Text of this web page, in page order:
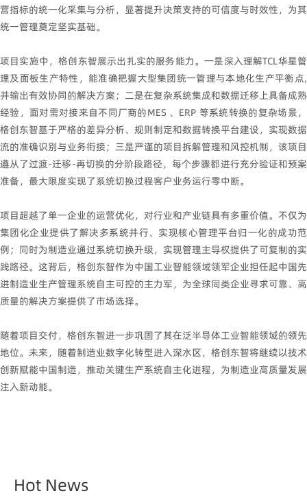
营指标的统一化采集与分析，显著提升决策支持的可信度与时效性，为其
统一管理奠定坚实基础。
项目实施中，格创东智展示出扎实的服务能力。一是深入理解TCL华星管
理及面板生产特性，能准确把握大型集团统一管理与本地化生产平衡点,
并输出有效协同的解决方案；二是在复杂系统集成和数据迁移上具备成熟
经验，面对需对接来自不同厂商的MES 、ERP 等系统转换的复杂场景，
格创东智基于严格的差异分析、规则制定和数据转换平台建设，实现数据
流的准确识别与业务衔接；三是严谨的项目拆解管理和风控机制，该项目
遵从了过渡-迁移-再切换的分阶段路径，每个步骤都进行充分验证和预案
准备，最大限度实现了系统切换过程客户业务运行零中断。
项目超越了单一企业的运营优化，对行业和产业链具有多重价值。不仅为
集团化企业提供了解决多系统并行、实现核心管理平台归一化的成功范
例；同时为制造业通过系统切换升级，实现管理主导权提供了可复制的实
践路径。这背后，格创东智作为中国工业智能领域领军企业担任起中国先
进制造业生产管理系统自主可控的主力军，为全球同类企业寻求可靠、高
质量的解决方案提供了市场选择。
随着项目交付，格创东智进一步巩固了其在泛半导体工业智能领域的领先
地位。未来，随着制造业数字化转型进入深水区，格创东智将继续以技术
创新赋能中国制造，推动关键生产系统自主化进程，为制造业高质量发展
注入新动能。
Hot News